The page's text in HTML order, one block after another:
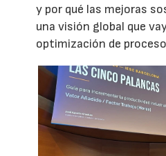
y por qué las mejoras
una visión global que
optimización de